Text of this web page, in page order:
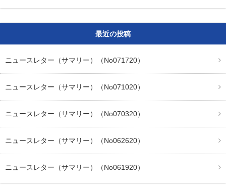
最近の投稿
ニュースレター（サマリー）（No071720）
ニュースレター（サマリー）（No071020）
ニュースレター（サマリー）（No070320）
ニュースレター（サマリー）（No062620）
ニュースレター（サマリー）（No061920）